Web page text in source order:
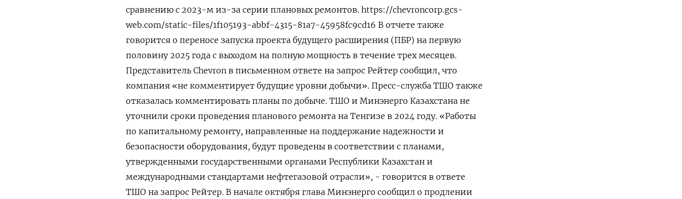
сравнению с 2023-м из-за серии плановых ремонтов. https://chevroncorp.gcs-
web.com/static-files/1f105193-abbf-4315-81a7-45958fc9cd16 В отчете также
говорится о переносе запуска проекта будущего расширения (ПБР) на первую
половину 2025 года с выходом на полную мощность в течение трех месяцев.
Представитель Chevron в письменном ответе на запрос Рейтер сообщил, что
компания «не комментирует будущие уровни добычи». Пресс-служба ТШО также
отказалась комментировать планы по добыче. ТШО и Минэнерго Казахстана не
уточнили сроки проведения планового ремонта на Тенгизе в 2024 году. «Работы
по капитальному ремонту, направленные на поддержание надежности и
безопасности оборудования, будут проведены в соответствии с планами,
утвержденными государственными органами Республики Казахстан и
международными стандартами нефтегазовой отрасли», - говорится в ответе
ТШО на запрос Рейтер. В начале октября глава Минэнерго сообщил о продлении